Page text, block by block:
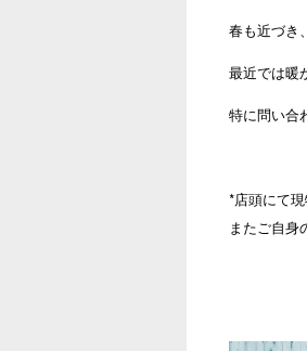
春も近づき
最近では暖
特に問い合
*店頭にて現
またご自身